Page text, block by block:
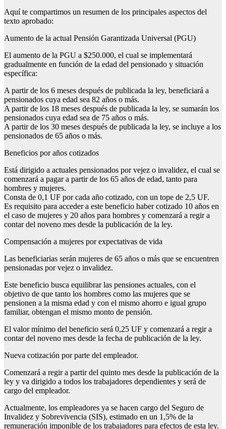
Aquí te compartimos un resumen de los principales aspectos del
texto aprobado:
Aumento de la actual Pensión Garantizada Universal (PGU)
El aumento de la PGU a $250.000, el cual se implementará
gradualmente en función de la edad del pensionado y situación
específica:
A partir de los 6 meses después de publicada la ley, beneficiará a
pensionados cuya edad sea 82 años o más.
A partir de los 18 meses después de publicada la ley, se sumarán los
pensionados cuya edad sea de 75 años o más.
A partir de los 30 meses después de publicada la ley, se incluye a los
pensionados de 65 años o más.
Beneficios por años cotizados
Está dirigido a actuales pensionados por vejez o invalidez, el cual se
comenzará a pagar a partir de los 65 años de edad, tanto para
hombres y mujeres.
Consta de 0,1 UF por cada año cotizado, con un tope de 2,5 UF.
Es requisito para acceder a este beneficio haber cotizado 10 años en
el caso de mujeres y 20 años para hombres y comenzará a regir a
contar del noveno mes desde la publicación de la ley.
Compensación a mujeres por expectativas de vida
Las beneficiarias serán mujeres de 65 años o más que se encuentren
pensionadas por vejez o invalidez.
Este beneficio busca equilibrar las pensiones actuales, con el
objetivo de que tanto los hombres como las mujeres que se
pensionen a la misma edad y con el mismo ahorro e igual grupo
familiar, obtengan el mismo monto de pensión.
El valor mínimo del beneficio será 0,25 UF y comenzará a regir a
contar del noveno mes desde la fecha de publicación de la ley.
Nueva cotización por parte del empleador.
Comenzará a regir a partir del quinto mes desde la publicación de la
ley y va dirigido a todos los trabajadores dependientes y será de
cargo del empleador.
Actualmente, los empleadores ya se hacen cargo del Seguro de
Invalidez y Sobrevivencia (SIS), estimado en un 1,5% de la
remuneración imponible de los trabajadores para efectos de esta ley.